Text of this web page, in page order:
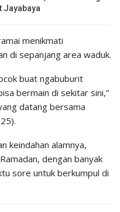
Jayabaya
menikmati
di sepanjang area waduk.
buat ngabuburit
bermain di sekitar sini,”
datang bersama
keindahan alamnya,
dengan banyak
sore untuk berkumpul di